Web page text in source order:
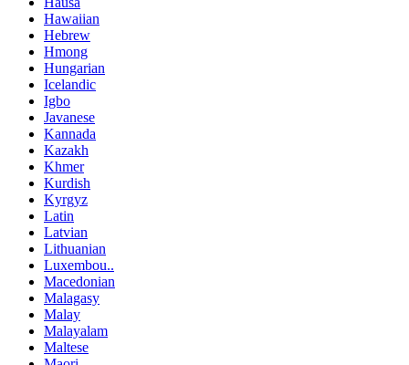
Hawaiian
Hebrew
Hmong
Hungarian
Icelandic
Igbo
Javanese
Kannada
Kazakh
Khmer
Kurdish
Kyrgyz
Latin
Latvian
Lithuanian
Luxembou..
Macedonian
Malagasy
Malay
Malayalam
Maltese